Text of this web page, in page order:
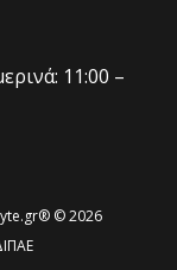
11:00 –
© 2026